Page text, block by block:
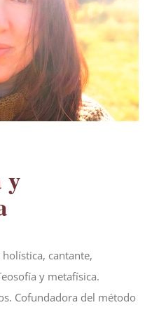
y
cantante,
y metafísica.
Cofundadora del método